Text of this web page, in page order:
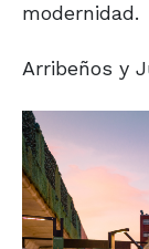
modernidad.
Arribeños y